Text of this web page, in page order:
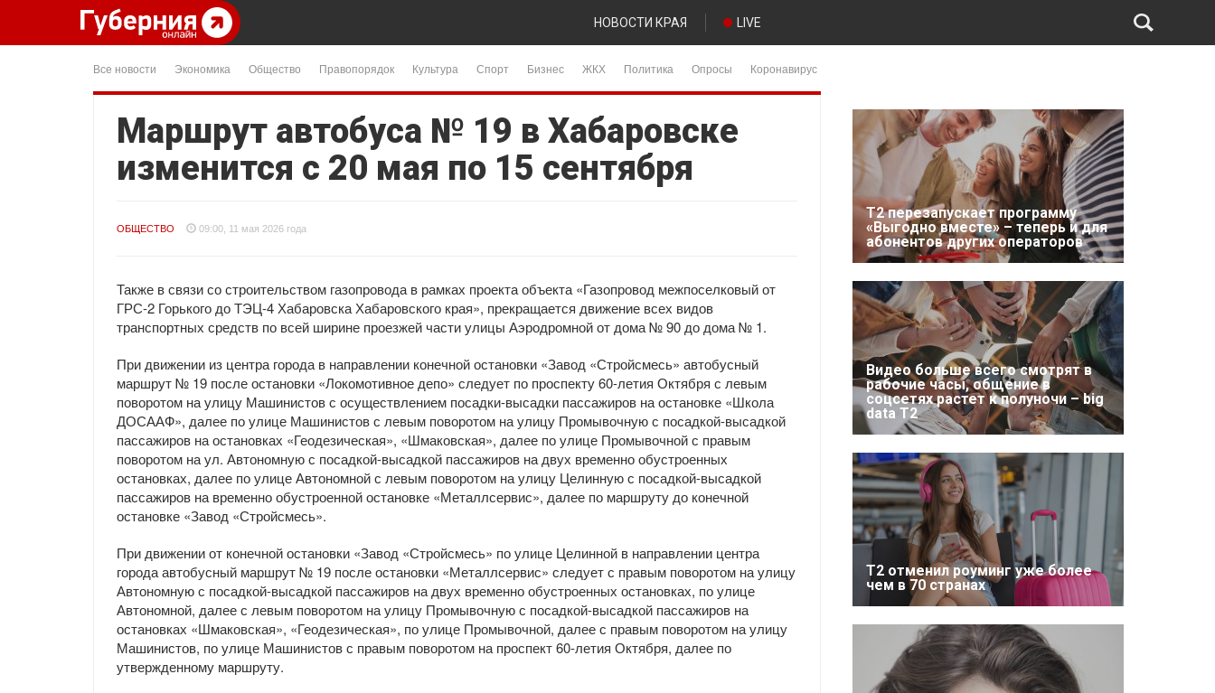
НОВОСТИ КРАЯ LIVE
Все новости Экономика Общество Правопорядок Культура Спорт Бизнес ЖКХ Политика Опросы Коронавирус
Маршрут автобуса № 19 в Хабаровске
изменится с 20 мая по 15 сентября
ОБЩЕСТВО 09:00, 11 мая 2026 года
Также в связи со строительством газопровода в рамках проекта объекта «Газопровод межпоселковый от
ГРС-2 Горького до ТЭЦ-4 Хабаровска Хабаровского края», прекращается движение всех видов
транспортных средств по всей ширине проезжей части улицы Аэродромной от дома № 90 до дома № 1.
При движении из центра города в направлении конечной остановки «Завод «Стройсмесь» автобусный
маршрут № 19 после остановки «Локомотивное депо» следует по проспекту 60-летия Октября с левым
поворотом на улицу Машинистов с осуществлением посадки-высадки пассажиров на остановке «Школа
ДОСААФ», далее по улице Машинистов с левым поворотом на улицу Промывочную с посадкой-высадкой
пассажиров на остановках «Геодезическая», «Шмаковская», далее по улице Промывочной с правым
поворотом на ул. Автономную с посадкой-высадкой пассажиров на двух временно обустроенных
остановках, далее по улице Автономной с левым поворотом на улицу Целинную с посадкой-высадкой
пассажиров на временно обустроенной остановке «Металлсервис», далее по маршруту до конечной
остановке «Завод «Стройсмесь».
При движении от конечной остановки «Завод «Стройсмесь» по улице Целинной в направлении центра
города автобусный маршрут № 19 после остановки «Металлсервис» следует с правым поворотом на улицу
Автономную с посадкой-высадкой пассажиров на двух временно обустроенных остановках, по улице
Автономной, далее с левым поворотом на улицу Промывочную с посадкой-высадкой пассажиров на
остановках «Шмаковская», «Геодезическая», по улице Промывочной, далее с правым поворотом на улицу
Машинистов, по улице Машинистов с правым поворотом на проспект 60-летия Октября, далее по
утвержденному маршруту.
Т2 перезапускает программу
«Выгодно вместе» – теперь и для
абонентов других операторов
Видео больше всего смотрят в
рабочие часы, общение в
соцсетях растет к полуночи – big
data T2
Т2 отменил роуминг уже более
чем в 70 странах